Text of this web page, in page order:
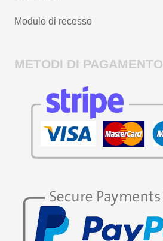
Modulo di recesso
METODI DI PAGAMENTO